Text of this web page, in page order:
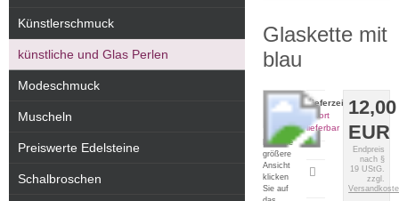
Glaskette mit
blau
Für eine
größere
Ansicht
klicken
Sie auf
12,00
EUR
Endpreis
nach §
19 UStG.
zzgl.
Lieferzeit:
sofort
lieferbar
Artikeldatenblatt
drucken
Künstlerschmuck
künstliche und Glas Perlen
Modeschmuck
Muscheln
Preiswerte Edelsteine
Schalbroschen